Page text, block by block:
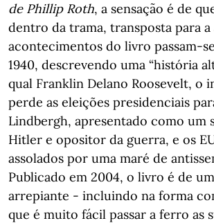
de Phillip Roth, a sensação é de
dentro da trama, transposta para a
acontecimentos do livro passam-
1940, descrevendo uma “história
qual Franklin Delano Roosevelt, o
perde as eleições presidenciais
Lindbergh, apresentado como um
Hitler e opositor da guerra, e os
assolados por uma maré de
Publicado em 2004, o livro é de
arrepiante - incluindo na forma
que é muito fácil passar a ferro as